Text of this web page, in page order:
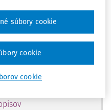
k odbornému
na 10 dní
zaregistrovať.
prístup aj k
obsahu:
cookie
súbory cookie
cookie